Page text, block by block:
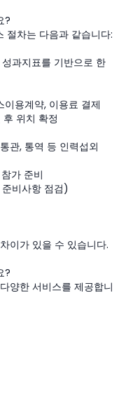
?
절차는 다음과 같습니다:
과지표를 기반으로 한
이용계약, 이용료 결제
위치 확정
관, 통역 등 인력섭외
가 준비
비사항 점검)
이가 있을 수 있습니다.
?
양한 서비스를 제공합니